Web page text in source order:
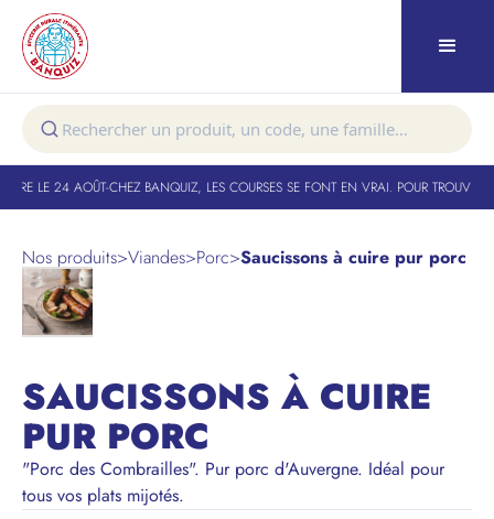
LE 24 AOÛT-CHEZ BANQUIZ, LES COURSES SE FONT EN VRAI. POUR TROUVER
Nos produits>Viandes>Porc>Saucissons à cuire pur porc
SAUCISSONS À CUIRE
PUR PORC
"Porc des Combrailles". Pur porc d'Auvergne. Idéal pour
tous vos plats mijotés.